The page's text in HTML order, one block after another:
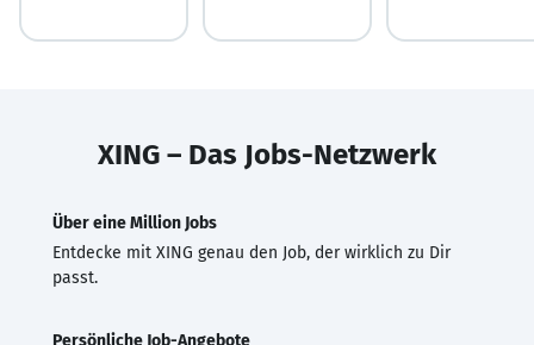
XING – Das Jobs-Netzwerk
Über eine Million Jobs
Entdecke mit XING genau den Job, der wirklich zu Dir
passt.
Persönliche Job-Angebote